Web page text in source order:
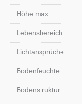
Höhe max
Lebensbereich
Lichtansprüche
Bodenfeuchte
Bodenstruktur